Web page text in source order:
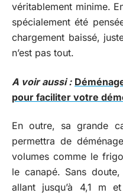
véritablement minime.
spécialement été
chargement baissé,
n’est pas tout.
A voir aussi :
pour faciliter votre
En outre, sa grande
permettra de
volumes comme le
le canapé. Sans
allant jusqu’à 4,1 m